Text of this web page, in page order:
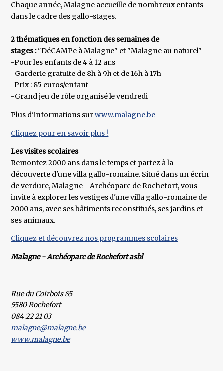
Chaque année, Malagne accueille de nombreux enfants
dans le cadre des gallo-stages.
2 thématiques en fonction des semaines de
stages :"DéCAMPe à Malagne" et "Malagne au naturel"
-Pour les enfants de 4 à 12 ans
-Garderie gratuite de 8h à 9h et de 16h à 17h
-Prix : 85 euros/enfant
-Grand jeu de rôle organisé le vendredi
Plus d'informations surwww.malagne.be
Cliquez pour en savoir plus !
Les visites scolaires
Remontez 2000 ans dans le temps et partez à la
découverte d'une villa gallo-romaine. Situé dans un écrin
de verdure, Malagne - Archéoparc de Rochefort, vous
invite à explorer les vestiges d'une villa gallo-romaine de
2000 ans, avec ses bâtiments reconstitués, ses jardins et
ses animaux.
Cliquez et découvrez nos programmes scolaires
Malagne - Archéoparc de Rochefort asbl
Rue du Coirbois 85
5580 Rochefort
084 22 21 03
malagne@malagne.be
www.malagne.be